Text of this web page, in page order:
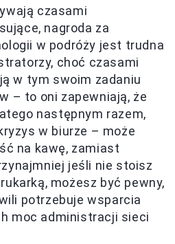
czasami
nagroda za
w podróży jest trudna
choć czasami
w tym swoim zadaniu
– to oni zapewniają, że
następnym razem,
w biurze – może
na kawę, zamiast
jeśli nie stoisz
możesz być pewny,
potrzebuje wsparcia
moc administracji sieci